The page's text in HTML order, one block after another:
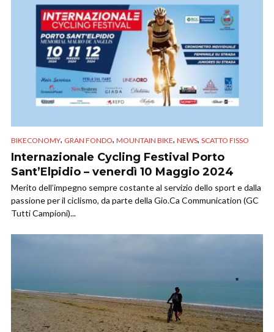
BIKECONOMY, GRAN FONDO, MOUNTAIN BIKE, NEWS, SCATTO FISSO
Internazionale Cycling Festival Porto
Sant’Elpidio – venerdì 10 Maggio 2024
Merito dell’impegno sempre costante al servizio dello sport e dalla
passione per il ciclismo, da parte della Gio.Ca Communication (GC
Tutti Campioni)...